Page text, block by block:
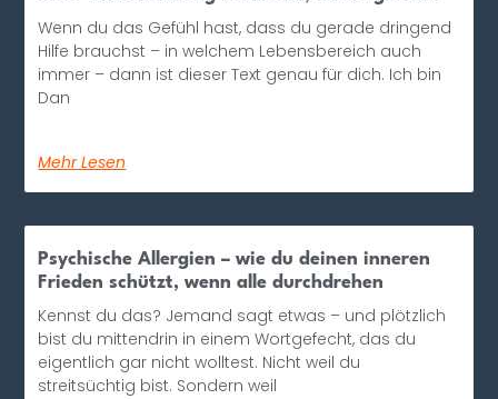
Wenn du das Gefühl hast, dass du gerade dringend
Hilfe brauchst – in welchem Lebensbereich auch
immer – dann ist dieser Text genau für dich. Ich bin
Dan
Mehr Lesen
Psychische Allergien – wie du deinen inneren
Frieden schützt, wenn alle durchdrehen
Kennst du das? Jemand sagt etwas – und plötzlich
bist du mittendrin in einem Wortgefecht, das du
eigentlich gar nicht wolltest. Nicht weil du
streitsüchtig bist. Sondern weil